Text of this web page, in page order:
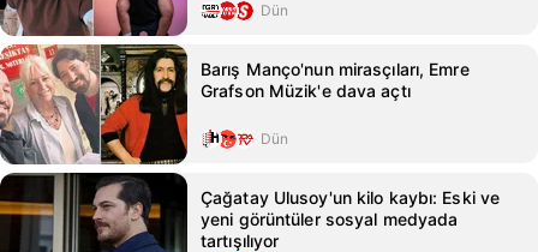
Dün
Barış Manço'nun mirasçıları, Emre
Grafson Müzik'e dava açtı
Dün
Çağatay Ulusoy'un kilo kaybı: Eski ve
yeni görüntüler sosyal medyada
tartışılıyor